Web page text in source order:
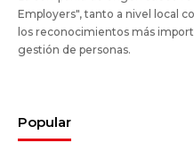
Employers", tanto a nivel local
los reconocimientos más
gestión de personas.
Popular